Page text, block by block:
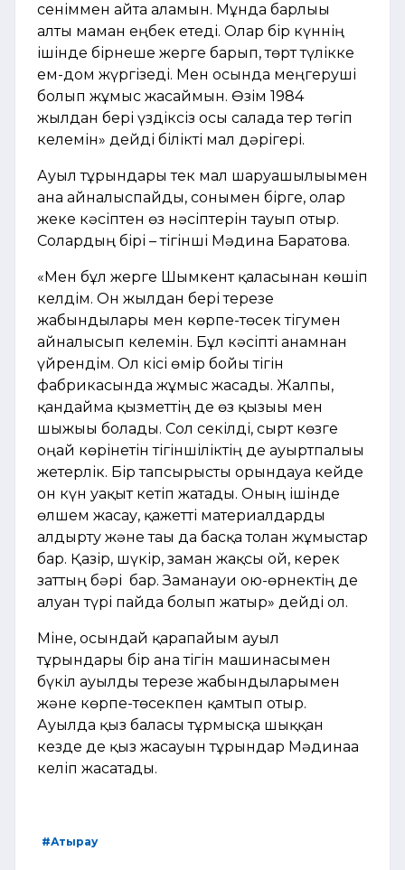
сеніммен айта аламын. Мұнда барлығы
алты маман еңбек етеді. Олар бір күннің
ішінде бірнеше жерге барып, төрт түлікке
ем-дом жүргізеді. Мен осында меңгеруші
болып жұмыс жасаймын. Өзім 1984
жылдан бері үздіксіз осы салада тер төгіп
келемін» дейді білікті мал дәрігері.
Ауыл тұрғындары тек мал шаруашылығымен
ғана айналыспайды, сонымен бірге, олар
жеке кәсіптен өз нәсіптерін тауып отыр.
Солардың бірі – тігінші Мәдина Баратова.
«Мен бұл жерге Шымкент қаласынан көшіп
келдім. Он жылдан бері терезе
жабындылары мен көрпе-төсек тігумен
айналысып келемін. Бұл кәсіпті анамнан
үйрендім. Ол кісі өмір бойы тігін
фабрикасында жұмыс жасады. Жалпы,
қандайма қызметтің де өз қызығы мен
шыжығы болады. Сол секілді, сырт көзге
оңай көрінетін тігіншіліктің де ауыртпалығы
жетерлік. Бір тапсырысты орындауға кейде
он күн уақыт кетіп жатады. Оның ішінде
өлшем жасау, қажетті материалдарды
алдырту және тағы да басқа толған жұмыстар
бар. Қазір, шүкір, заман жақсы ғой, керек
заттың бәрі бар. Заманауи ою-өрнектің де
алуан түрі пайда болып жатыр» дейді ол.
Міне, осындай қарапайым ауыл
тұрғындары бір ғана тігін машинасымен
бүкіл ауылды терезе жабындыларымен
және көрпе-төсекпен қамтып отыр.
Ауылда қыз баласы тұрмысқа шыққан
кезде де қыз жасауын тұрғындар Мәдинаға
келіп жасатады.
#Атырау